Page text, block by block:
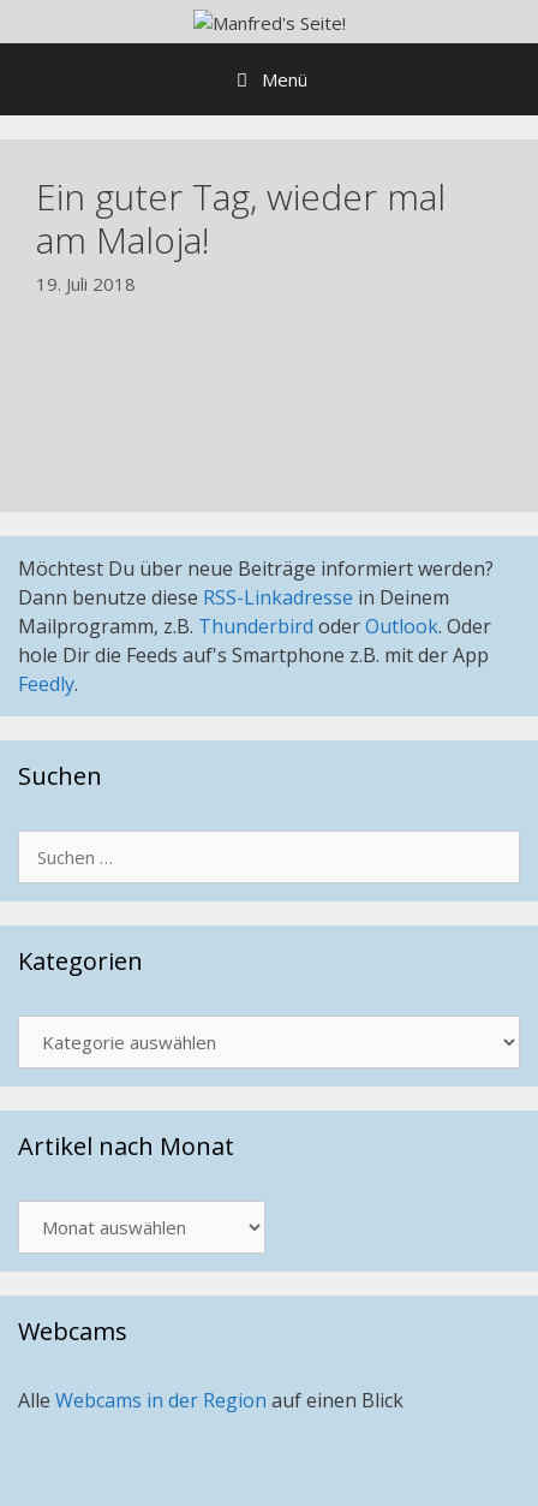
Inhalt
Menü
Ein guter Tag, wieder mal
am Maloja!
19. Juli 2018
Möchtest Du über neue Beiträge informiert werden?
Dann benutze diese RSS-Linkadresse in Deinem
Mailprogramm, z.B. Thunderbird oderOutlook. Oder
hole Dir die Feeds auf's Smartphone z.B. mit der App
Feedly.
Suchen
nach:
Kategorien
Artikel nach Monat
nach
Monat
Webcams
Alle Webcams in der Region auf einen Blick